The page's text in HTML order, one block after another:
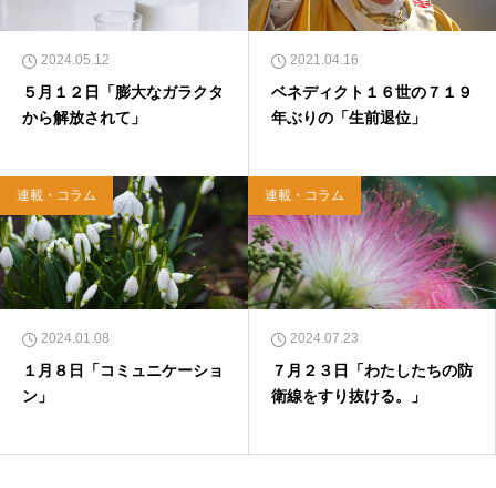
クになる 眠れぬ夜の聖書のことば』（大和書
房）</a>２０２２年３月１５日発売。
2024.05.12
５月１２日「膨大なガラクタ
から解放されて」
2021.04.16
ベネディクト１６世の７１９
年ぶりの「生前退位」
連載・コラム
2024.01.08
１月８日「コミュニケーショ
ン」
連載・コラム
2024.07.23
７月２３日「わたしたちの防
衛線をすり抜ける。」